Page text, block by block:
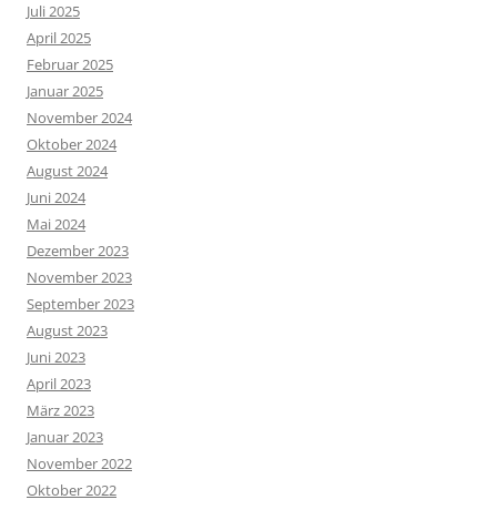
Juli 2025
April 2025
Februar 2025
Januar 2025
November 2024
Oktober 2024
August 2024
Juni 2024
Mai 2024
Dezember 2023
November 2023
September 2023
August 2023
Juni 2023
April 2023
März 2023
Januar 2023
November 2022
Oktober 2022